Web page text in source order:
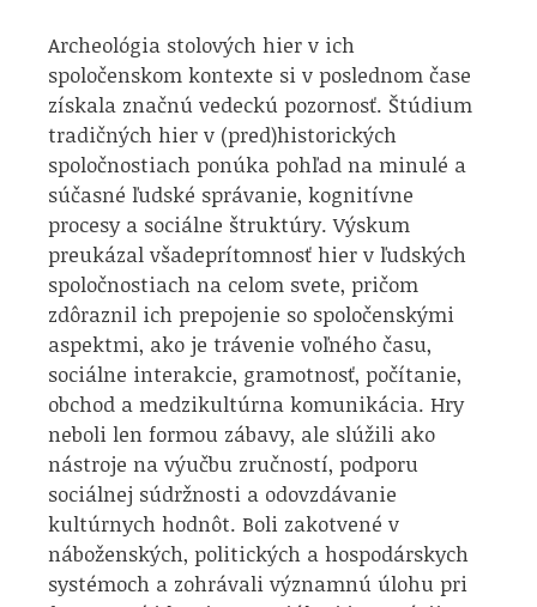
Archeológia stolových hier v ich
spoločenskom kontexte si v poslednom čase
získala značnú vedeckú pozornosť. Štúdium
tradičných hier v (pred)historických
spoločnostiach ponúka pohľad na minulé a
súčasné ľudské správanie, kognitívne
procesy a sociálne štruktúry. Výskum
preukázal všadeprítomnosť hier v ľudských
spoločnostiach na celom svete, pričom
zdôraznil ich prepojenie so spoločenskými
aspektmi, ako je trávenie voľného času,
sociálne interakcie, gramotnosť, počítanie,
obchod a medzikultúrna komunikácia. Hry
neboli len formou zábavy, ale slúžili ako
nástroje na výučbu zručností, podporu
sociálnej súdržnosti a odovzdávanie
kultúrnych hodnôt. Boli zakotvené v
náboženských, politických a hospodárskych
systémoch a zohrávali významnú úlohu pri